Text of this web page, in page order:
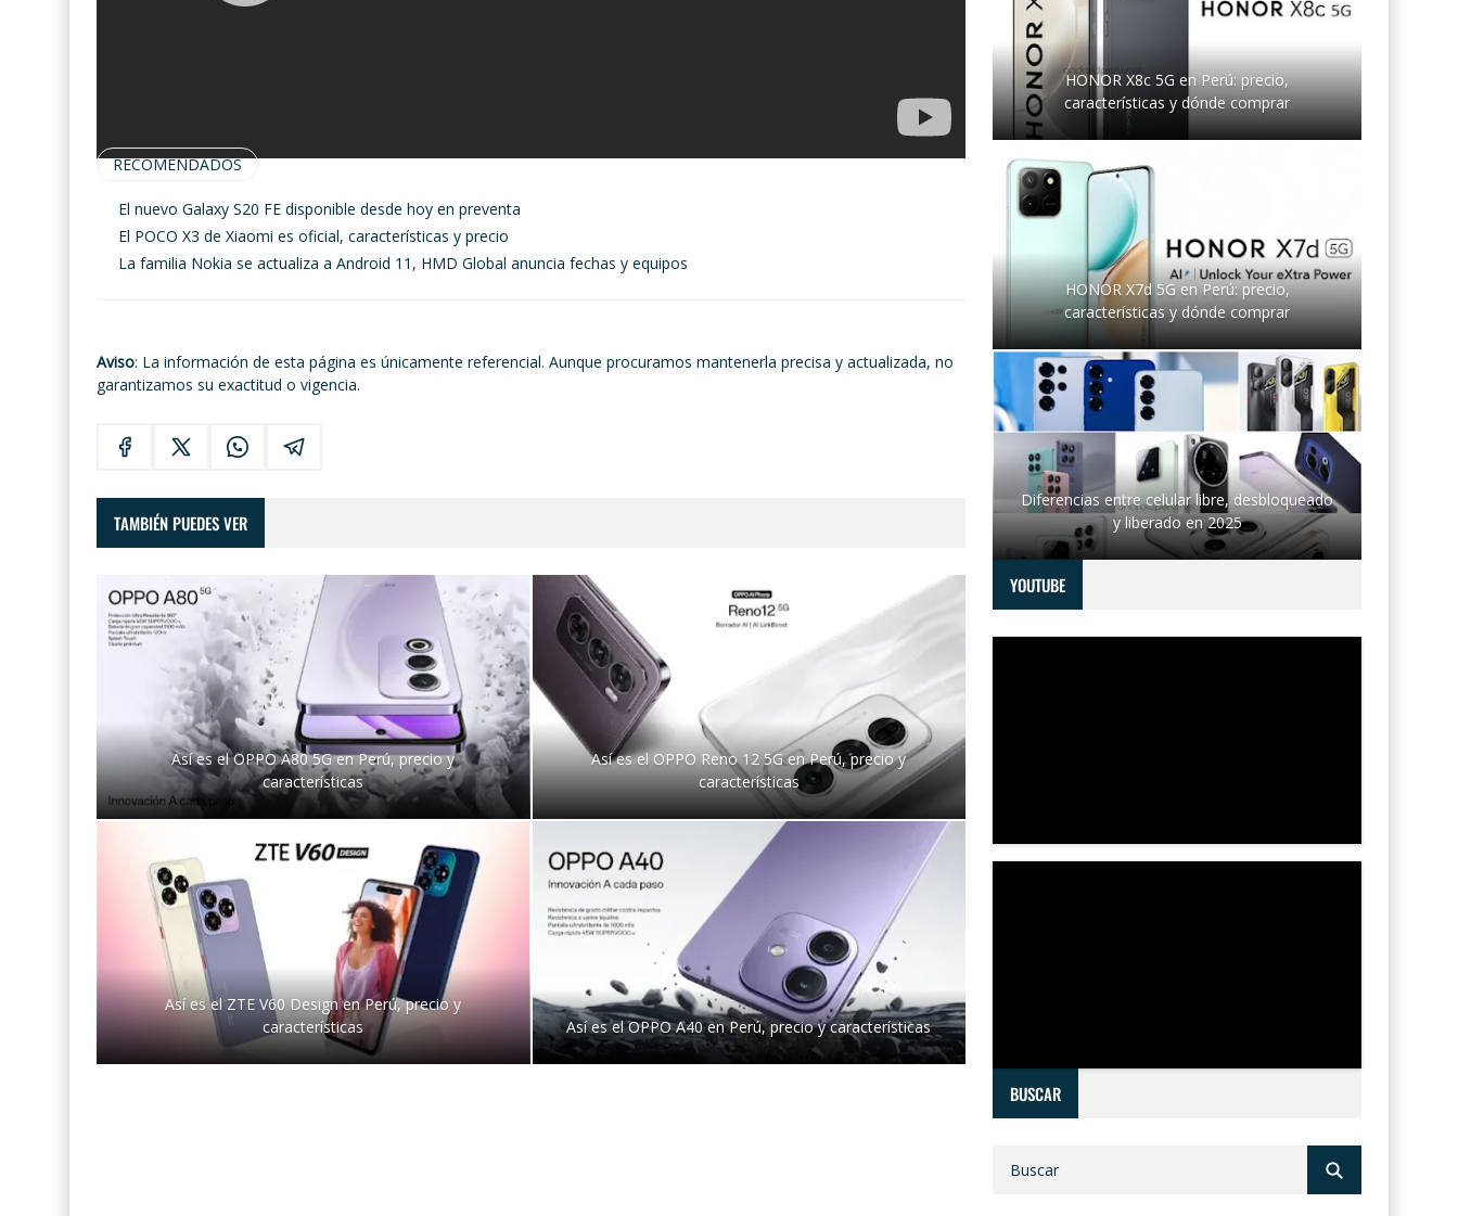
RECOMENDADOS
El nuevo Galaxy S20 FE disponible desde hoy en preventa
El POCO X3 de Xiaomi es oficial, características y precio
La familia Nokia se actualiza a Android 11, HMD Global anuncia fechas y equipos
Aviso: La información de esta página es únicamente referencial. Aunque procuramos mantenerla precisa y actualizada, no
garantizamos su exactitud o vigencia.
TAMBIÉN PUEDES VER
Así es el OPPO A80 5G en Perú, precio y
características
Así es el OPPO Reno 12 5G en Perú, precio y
características
Así es el ZTE V60 Design en Perú, precio y
características
Así es el OPPO A40 en Perú, precio y características
HONOR X8c 5G en Perú: precio,
características y dónde comprar
HONOR X7d 5G en Perú: precio,
características y dónde comprar
Diferencias entre celular libre, desbloqueado
y liberado en 2025
YOUTUBE
BUSCAR